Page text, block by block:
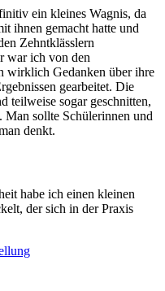
ein kleines Wagnis, da
ihnen gemacht hatte und
Zehntklässlern
war ich von den
wirklich Gedanken über ihre
gearbeitet. Die
teilweise sogar geschnitten,
Man sollte Schülerinnen und
denkt.
habe ich einen kleinen
der sich in der Praxis